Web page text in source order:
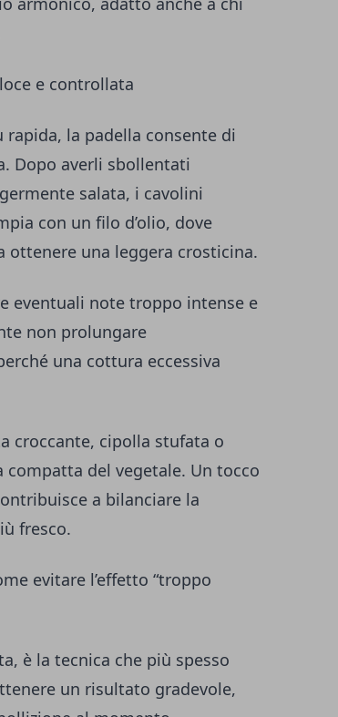
e controllata
la padella consente di
Dopo averli sbollentati
salata, i cavolini
con un filo d’olio, dove
una leggera crosticina.
eventuali note troppo intense e
non prolungare
una cottura eccessiva
croccante, cipolla stufata o
del vegetale. Un tocco
a bilanciare la
fresco.
evitare l’effetto “troppo
è la tecnica che più spesso
un risultato gradevole,